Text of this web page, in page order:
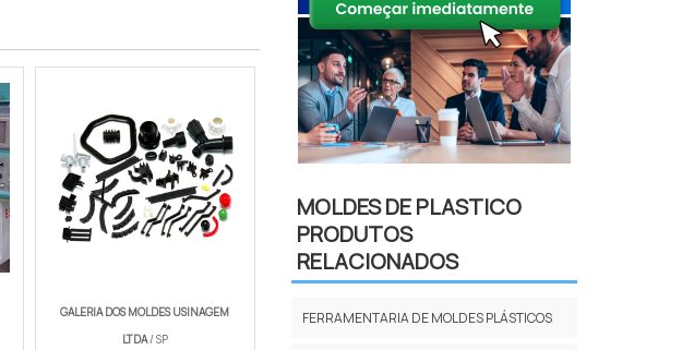
GALERIA DOS MOLDES USINAGEM
LTDA/ SP
MOLDES DE PLASTICO
PRODUTOS
RELACIONADOS
FERRAMENTARIA DE MOLDES PLÁSTICOS